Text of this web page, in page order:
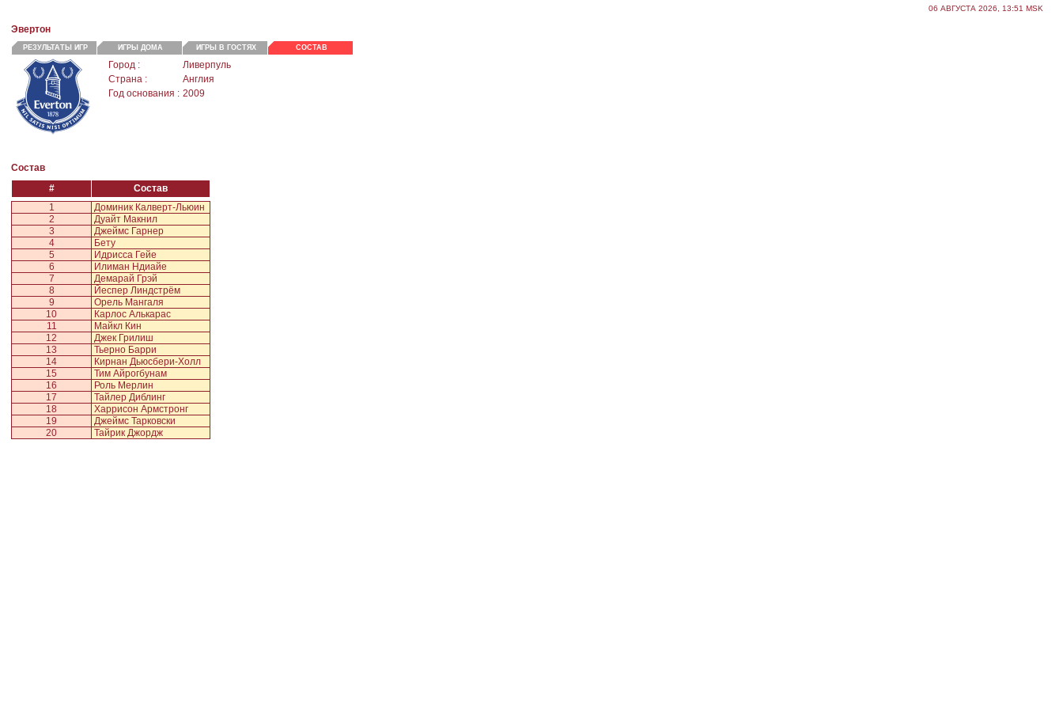
06 АВГУСТА 2026, 13:51 MSK
Эвертон
РЕЗУЛЬТАТЫ ИГР ИГРЫ ДОМА ИГРЫ В ГОСТЯХ СОСТАВ
Город :
Ливерпуль
Страна :
Англия
Год основания : 2009
Состав
#
Состав
1
Доминик Калверт-Льюин
2
Дуайт Макнил
3
Джеймс Гарнер
4
Бету
5
Идрисса Гейе
6
Илиман Ндиайе
7
Демарай Грэй
8
Йеспер Линдстрём
9
Орель Мангаля
10
Карлос Алькарас
11
Майкл Кин
12
Джек Грилиш
13
Тьерно Барри
14
Кирнан Дьюсбери-Холл
15
Тим Айрогбунам
16
Роль Мерлин
17
Тайлер Диблинг
18
Харрисон Армстронг
19
Джеймс Тарковски
20
Тайрик Джордж